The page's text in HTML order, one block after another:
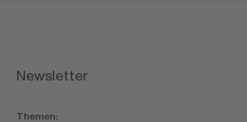
Newsletter
Themen: